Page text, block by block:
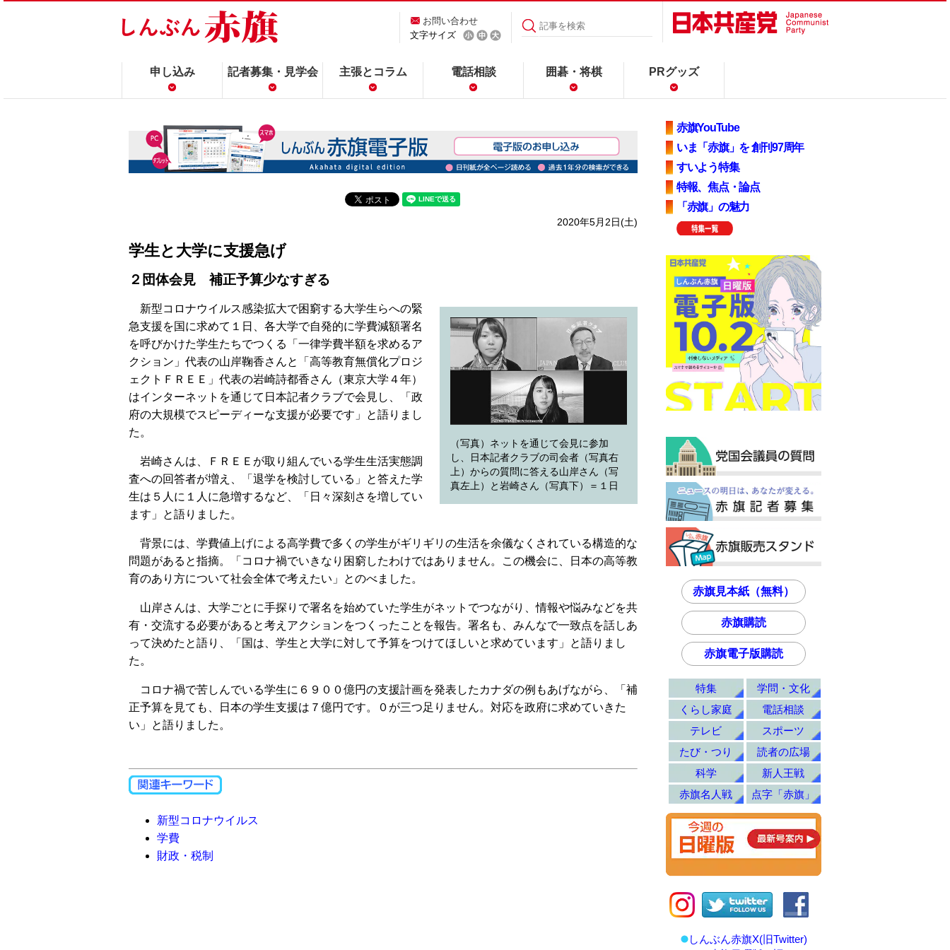
お問い合わせ
文字サイズ
申し込み 記者募集・見学会 主張とコラム 電話相談 囲碁・将棋 PRグッズ
2020年5月2日(土)
学生と大学に支援急げ
２団体会見 補正予算少なすぎる
（写真）ネットを通じて会見に参加
し、日本記者クラブの司会者（写真右
上）からの質問に答える山岸さん（写
真左上）と岩崎さん（写真下）＝１日
新型コロナウイルス感染拡大で困窮する大学生らへの緊
急支援を国に求めて１日、各大学で自発的に学費減額署名
を呼びかけた学生たちでつくる「一律学費半額を求めるア
クション」代表の山岸鞠香さんと「高等教育無償化プロジ
ェクトＦＲＥＥ」代表の岩崎詩都香さん（東京大学４年）
はインターネットを通じて日本記者クラブで会見し、「政
府の大規模でスピーディーな支援が必要です」と語りまし
た。
岩崎さんは、ＦＲＥＥが取り組んでいる学生生活実態調
査への回答者が増え、「退学を検討している」と答えた学
生は５人に１人に急増するなど、「日々深刻さを増してい
ます」と語りました。
背景には、学費値上げによる高学費で多くの学生がギリギリの生活を余儀なくされている構造的な
問題があると指摘。「コロナ禍でいきなり困窮したわけではありません。この機会に、日本の高等教
育のあり方について社会全体で考えたい」とのべました。
山岸さんは、大学ごとに手探りで署名を始めていた学生がネットでつながり、情報や悩みなどを共
有・交流する必要があると考えアクションをつくったことを報告。署名も、みんなで一致点を話しあ
って決めたと語り、「国は、学生と大学に対して予算をつけてほしいと求めています」と語りまし
た。
コロナ禍で苦しんでいる学生に６９００億円の支援計画を発表したカナダの例もあげながら、「補
正予算を見ても、日本の学生支援は７億円です。０が三つ足りません。対応を政府に求めていきた
い」と語りました。
新型コロナウイルス
学費
財政・税制
赤旗YouTube
いま「赤旗」を 創刊97周年
すいよう特集
特報、焦点・論点
「赤旗」の魅力
赤旗見本紙（無料）
赤旗購読
赤旗電子版購読
特集
学問・文化
くらし家庭
電話相談
テレビ
スポーツ
たび・つり
読者の広場
科学
新人王戦
赤旗名人戦
点字「赤旗」
しんぶん赤旗X(旧Twitter)